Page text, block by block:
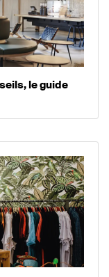
le guide